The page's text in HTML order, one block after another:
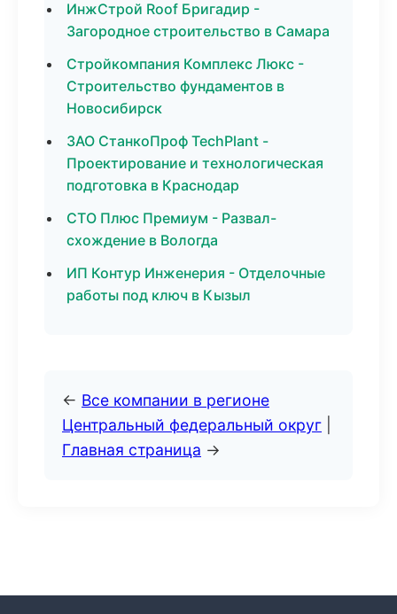
ИнжСтрой Roof Бригадир -
Загородное строительство в Самара
Стройкомпания Комплекс Люкс -
Строительство фундаментов в
Новосибирск
ЗАО СтанкоПроф TechPlant -
Проектирование и технологическая
подготовка в Краснодар
СТО Плюс Премиум - Развал-
схождение в Вологда
ИП Контур Инженерия - Отделочные
работы под ключ в Кызыл
← Все компании в регионе
Центральный федеральный округ
Главная страница →